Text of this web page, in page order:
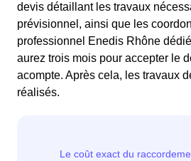
devis détaillant les travaux
prévisionnel, ainsi que les
professionnel Enedis Rhône
aurez trois mois pour accepter le
acompte. Après cela, les travaux
réalisés.